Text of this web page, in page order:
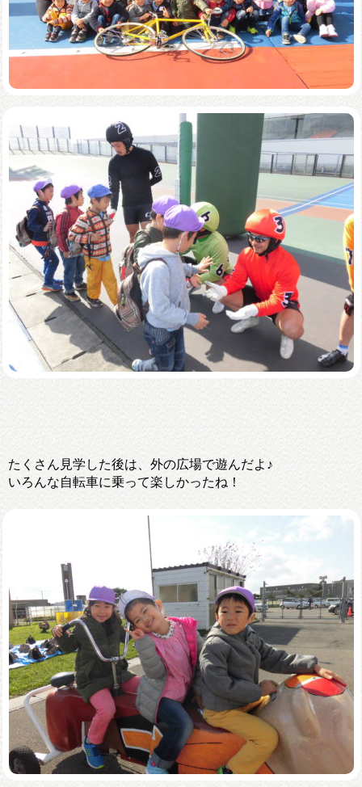
たくさん見学した後は、外の広場で遊んだよ♪
いろんな自転車に乗って楽しかったね！